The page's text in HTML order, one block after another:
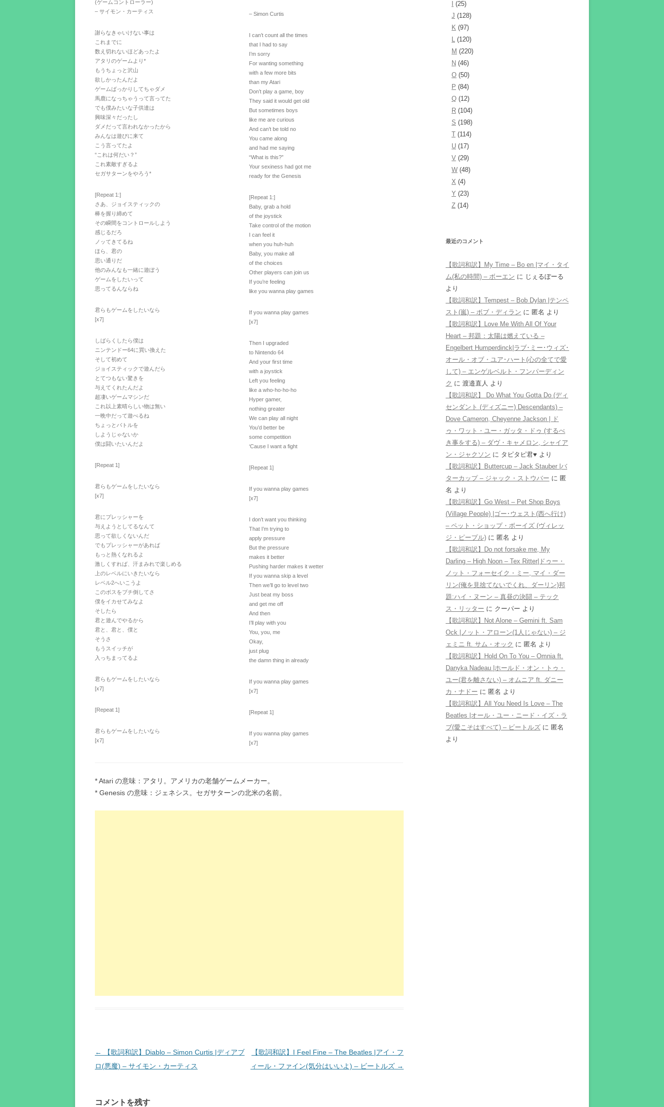
(ゲームコントローラー)
– サイモン・カーティス
謝らなきゃいけない事は
これまでに
数え切れないほどあったよ
アタリのゲームより*
もうちょっと沢山
欲しかったんだよ
ゲームばっかりしてちゃダメ
馬鹿になっちゃうって言ってた
でも僕みたいな子供達は
興味深々だったし
ダメだって言われなかったから
みんなは遊びに来て
こう言ってたよ
“これは何だい？”
これ素敵すぎるよ
セガサターンをやろう*
[Repeat 1:]
さあ、ジョイスティックの
棒を握り締めて
その瞬間をコントロールしよう
感じるだろ
ノッてきてるね
ほら、君の
思い通りだ
他のみんなも一緒に遊ぼう
ゲームをしたいって
思ってるんならね
君らもゲームをしたいなら
[x7]
しばらくしたら僕は
ニンテンドー64に買い換えた
そして初めて
ジョイスティックで遊んだら
とてつもない驚きを
与えてくれたんだよ
超凄いゲームマシンだ
これ以上素晴らしい物は無い
一晩中だって遊べるね
ちょっとバトルを
しようじゃないか
僕は闘いたいんだよ
[Repeat 1]
君らもゲームをしたいなら
[x7]
君にプレッシャーを
与えようとしてるなんて
思って欲しくないんだ
でもプレッシャーがあれば
もっと熱くなれるよ
激しくすれば、汗まみれで楽しめる
上のレベルにいきたいなら
レベル2へいこうよ
このボスをブチ倒してさ
僕をイカせてみなよ
そしたら
君と遊んでやるから
君と、君と、僕と
そうさ
もうスイッチが
入っちまってるよ
君らもゲームをしたいなら
[x7]
[Repeat 1]
君らもゲームをしたいなら
[x7]
– Simon Curtis
I can’t count all the times
that I had to say
I’m sorry
For wanting something
with a few more bits
than my Atari
Don’t play a game, boy
They said it would get old
But sometimes boys
like me are curious
And can’t be told no
You came along
and had me saying
“What is this?”
Your sexiness had got me
ready for the Genesis
[Repeat 1:]
Baby, grab a hold
of the joystick
Take control of the motion
I can feel it
when you huh-huh
Baby, you make all
of the choices
Other players can join us
If you’re feeling
like you wanna play games
If you wanna play games
[x7]
Then I upgraded
to Nintendo 64
And your first time
with a joystick
Left you feeling
like a who-ho-ho-ho
Hyper gamer,
nothing greater
We can play all night
You’d better be
some competition
‘Cause I want a fight
[Repeat 1]
If you wanna play games
[x7]
I don’t want you thinking
That I’m trying to
apply pressure
But the pressure
makes it better
Pushing harder makes it wetter
If you wanna skip a level
Then we’ll go to level two
Just beat my boss
and get me off
And then
I’ll play with you
You, you, me
Okay,
just plug
the damn thing in already
If you wanna play games
[x7]
[Repeat 1]
If you wanna play games
[x7]
* Atari の意味：アタリ。アメリカの老舗ゲームメーカー。
* Genesis の意味：ジェネシス。セガサターンの北米の名前。
投
稿
←
【歌詞和訳】Diablo – Simon Curtis |ディアブ
ロ(悪魔) – サイモン・カーティス
【歌詞和訳】I Feel Fine – The Beatles |アイ・フ
ィール・ファイン(気分はいいよ) – ビートルズ →
コメントを残す
(25)
J (128)
K (97)
L (120)
M (220)
N (46)
O (50)
P (84)
Q (12)
R (104)
S (198)
T (114)
U (17)
V (29)
W (48)
X (4)
Y (23)
Z (14)
最近のコメント
【歌詞和訳】My Time – Bo en |マイ・タイ
ム(私の時間) – ボーエン に じぇるぼーる
より
【歌詞和訳】Tempest – Bob Dylan |テンペ
スト(嵐) – ボブ・ディラン に 匿名 より
【歌詞和訳】Love Me With All Of Your
Heart – 邦題：太陽は燃えている –
Engelbert Humperdinck|ラブ･ミー･ウィズ･
オール・オブ・ユア･ハート(心の全てで愛
して) – エンゲルベルト・フンパーディン
ク に 渡邉直人 より
【歌詞和訳】 Do What You Gotta Do (ディ
センダント (ディズニー) Descendants) –
Dove Cameron, Cheyenne Jackson | ド
ゥ・ワット・ユー・ガッタ・ドゥ (するべ
き事をする) – ダヴ・キャメロン, シャイア
ン・ジャクソン に タピタピ君♥️ より
【歌詞和訳】Buttercup – Jack Stauber |バ
ターカップ – ジャック・ストウバー に 匿
名 より
【歌詞和訳】Go West – Pet Shop Boys
(Village People) |ゴー･ウェスト(西へ行け)
– ペット・ショップ・ボーイズ (ヴィレッ
ジ・ピープル) に 匿名 より
【歌詞和訳】Do not forsake me, My
Darling – High Noon – Tex Ritter|ドゥー・
ノット・フォーセイク・ミー, マイ・ダー
リン(俺を見捨てないでくれ、ダーリン)邦
題:ハイ・ヌーン – 真昼の決闘 – テック
ス・リッター に クーパー より
【歌詞和訳】Not Alone – Gemini ft. Sam
Ock |ノット・アローン(1人じゃない) – ジ
ェミニ ft. サム・オック に 匿名 より
【歌詞和訳】Hold On To You – Omnia ft.
Danyka Nadeau |ホールド・オン・トゥ・
ユー(君を離さない) – オムニア ft. ダニー
カ・ナドー に 匿名 より
【歌詞和訳】All You Need Is Love – The
Beatles |オール・ユー・ニード・イズ・ラ
ブ(愛こそはすべて) – ビートルズ に 匿名
より